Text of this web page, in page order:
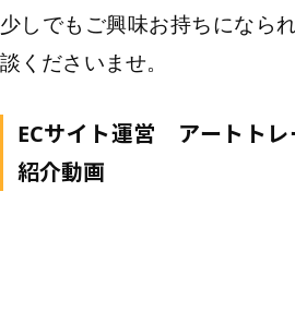
少しでもご興味お持ちになら
談くださいませ。
ECサイト運営 アートトレ
紹介動画